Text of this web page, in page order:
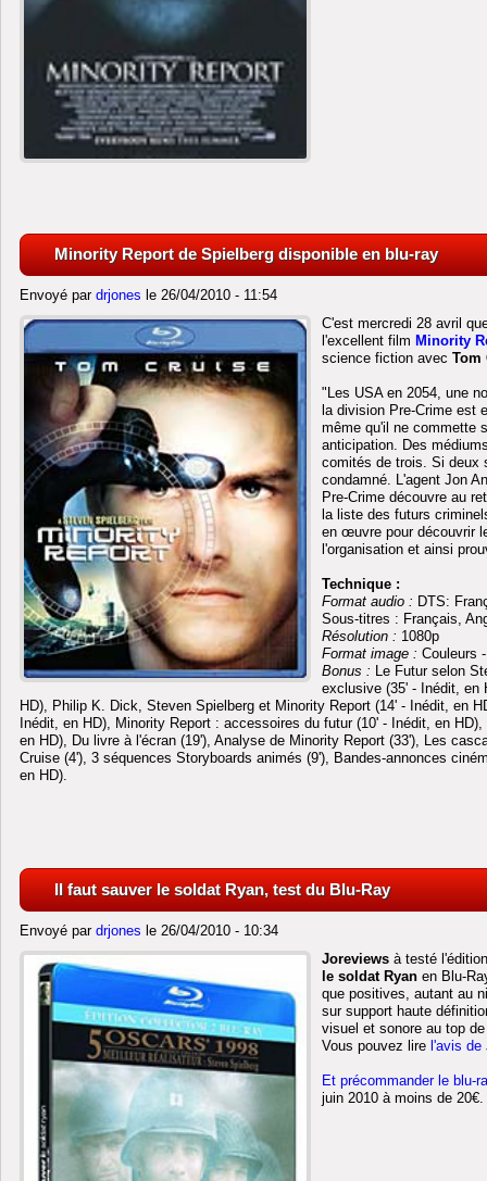
Minority Report de Spielberg disponible en blu-ray
Envoyé par drjones le 26/04/2010 - 11:54
C'est mercredi 28 avril
l'excellent film Minority
science fiction avec Tom
"Les USA en 2054, une
la division Pre-Crime est
même qu'il ne commette
anticipation. Des
comités de trois. Si deux
condamné. L'agent Jon
Pre-Crime découvre au
la liste des futurs
en œuvre pour découvrir
l'organisation et ainsi
Technique :
Format audio : DTS:
Sous-titres : Français,
Résolution : 1080p
Format image : Couleurs
Bonus : Le Futur selon
exclusive (35' - Inédit, en
HD), Philip K. Dick, Steven Spielberg et Minority Report (14' - Inédit, en
Inédit, en HD), Minority Report : accessoires du futur (10' - Inédit, en
en HD), Du livre à l'écran (19'), Analyse de Minority Report (33'), Les
Cruise (4'), 3 séquences Storyboards animés (9'), Bandes-annonces
en HD).
Il faut sauver le soldat Ryan, test du Blu-Ray
Envoyé par drjones le 26/04/2010 - 10:34
Joreviews à testé
le soldat Ryan en Blu-
que positives, autant au
sur support haute
visuel et sonore au top
Vous pouvez lire l'avis de
Et précommander le blu-
juin 2010 à moins de 20€.